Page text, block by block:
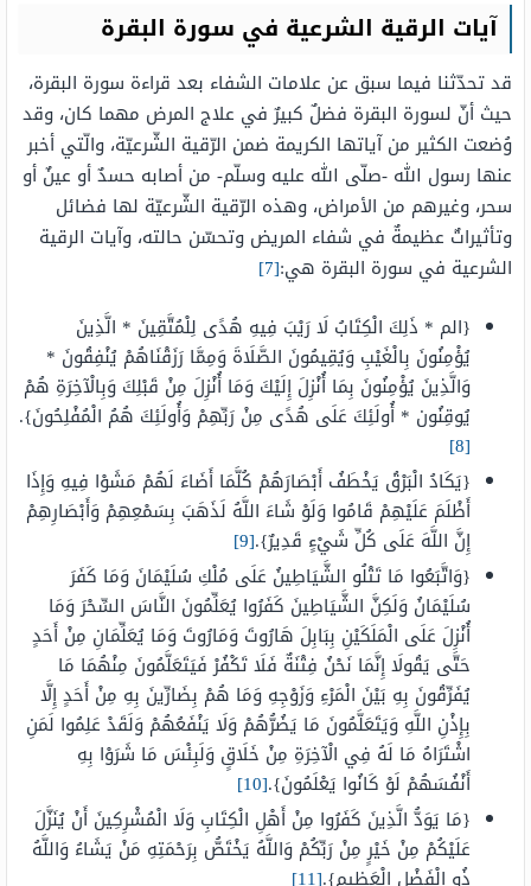
آيات الرقية الشرعية في سورة البقرة
قد تحدّثنا فيما سبق عن علامات الشفاء بعد قراءة سورة البقرة،
حيث أنّ لسورة البقرة فضلٌ كبيرٌ في علاج المرض مهما كان، وقد
وُضعت الكثير من آياتها الكريمة ضمن الرّقية الشّرعيّة، والّتي أخبر
عنها رسول الله -صلّى الله عليه وسلّم- من أصابه حسدٌ أو عينٌ أو
سحر، وغيرهم من الأمراض، وهذه الرّقية الشّرعيّة لها فضائل
وتأثيراتٌ عظيمةٌ في شفاء المريض وتحسّن حالته، وآيات الرقية
الشرعية في سورة البقرة هي:[7]
{الم * ذَلِكَ الْكِتَابُ لَا رَيْبَ فِيهِ هُدًى لِلْمُتَّقِينَ * الَّذِينَ
يُؤْمِنُونَ بِالْغَيْبِ وَيُقِيمُونَ الصَّلَاةَ وَمِمَّا رَزَقْنَاهُمْ يُنْفِقُونَ *
وَالَّذِينَ يُؤْمِنُونَ بِمَا أُنْزِلَ إِلَيْكَ وَمَا أُنْزِلَ مِنْ قَبْلِكَ وَبِالْآخِرَةِ هُمْ
يُوقِنُون * أُولَئِكَ عَلَى هُدًى مِنْ رَبِّهِمْ وَأُولَئِكَ هُمُ الْمُفْلِحُونَ}.
[8]
{يَكَادُ الْبَرْقُ يَخْطَفُ أَبْصَارَهُمْ كُلَّمَا أَضَاءَ لَهُمْ مَشَوْا فِيهِ وَإِذَا
أَظْلَمَ عَلَيْهِمْ قَامُوا وَلَوْ شَاءَ اللَّهُ لَذَهَبَ بِسَمْعِهِمْ وَأَبْصَارِهِمْ
إِنَّ اللَّهَ عَلَى كُلِّ شَيْءٍ قَدِيرٌ}.[9]
{وَاتَّبَعُوا مَا تَتْلُو الشَّيَاطِينُ عَلَى مُلْكِ سُلَيْمَانَ وَمَا كَفَرَ
سُلَيْمَانُ وَلَكِنَّ الشَّيَاطِينَ كَفَرُوا يُعَلِّمُونَ النَّاسَ السِّحْرَ وَمَا
أُنْزِلَ عَلَى الْمَلَكَيْنِ بِبَابِلَ هَارُوتَ وَمَارُوتَ وَمَا يُعَلِّمَانِ مِنْ أَحَدٍ
حَتَّى يَقُولَا إِنَّمَا نَحْنُ فِتْنَةٌ فَلَا تَكْفُرْ فَيَتَعَلَّمُونَ مِنْهُمَا مَا
يُفَرِّقُونَ بِهِ بَيْنَ الْمَرْءِ وَزَوْجِهِ وَمَا هُمْ بِضَارِّينَ بِهِ مِنْ أَحَدٍ إِلَّا
بِإِذْنِ اللَّهِ وَيَتَعَلَّمُونَ مَا يَضُرُّهُمْ وَلَا يَنْفَعُهُمْ وَلَقَدْ عَلِمُوا لَمَنِ
اشْتَرَاهُ مَا لَهُ فِي الْآخِرَةِ مِنْ خَلَاقٍ وَلَبِئْسَ مَا شَرَوْا بِهِ
أَنْفُسَهُمْ لَوْ كَانُوا يَعْلَمُونَ}.[10]
{مَا يَوَدُّ الَّذِينَ كَفَرُوا مِنْ أَهْلِ الْكِتَابِ وَلَا الْمُشْرِكِينَ أَنْ يُنَزَّلَ
عَلَيْكُمْ مِنْ خَيْرٍ مِنْ رَبِّكُمْ وَاللَّهُ يَخْتَصُّ بِرَحْمَتِهِ مَنْ يَشَاءُ وَاللَّهُ
ذُو الْفَضْلِ الْعَظِيمِ}.[11]